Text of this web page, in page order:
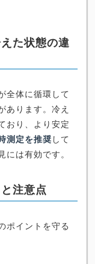
た状態の違
全体に循環して
あります。冷え
おり、より安定
測定を推奨して
は有効です。
注意点
ポイントを守る